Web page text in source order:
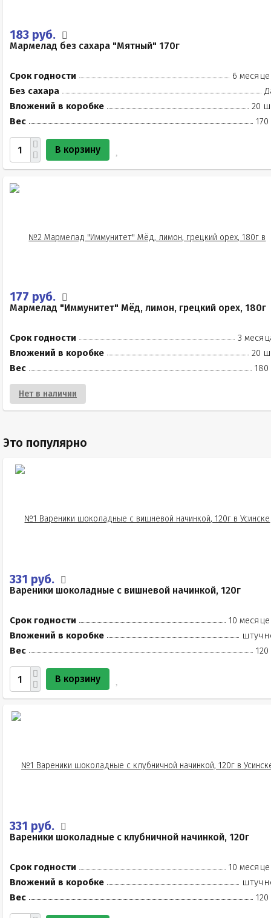
183 руб.
Мармелад без сахара "Мятный" 170г
Срок годности
6
Без сахара
Вложений в коробке
20
Вес
170
В корзину
177 руб.
Мармелад "Иммунитет" Мёд, лимон, грецкий орех, 180г
Срок годности
3
Вложений в коробке
20
Вес
180
Нет в наличии
Это популярно
331 руб.
Вареники шоколадные с вишневой начинкой, 120г
Срок годности
10
Вложений в коробке
Вес
120
В корзину
331 руб.
Вареники шоколадные с клубничной начинкой, 120г
Срок годности
10
Вложений в коробке
Вес
120